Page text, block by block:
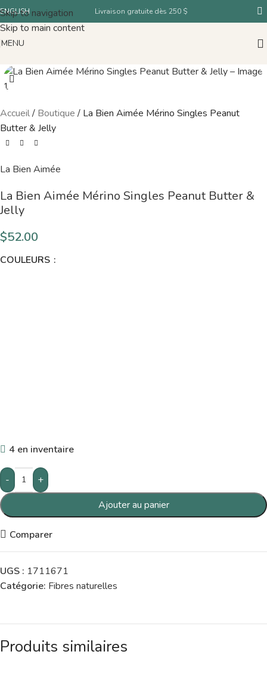
Skip to navigation
Skip to main content
ENGLISH Livraison gratuite dès 250 $
MENU
Accueil/ Boutique / La Bien Aimée Mérino Singles Peanut
Butter & Jelly
La Bien Aimée
La Bien Aimée Mérino Singles Peanut Butter &
Jelly
$52.00
COULEURS
4 en inventaire
-
+
Ajouter au panier
Comparer
UGS : 1711671
Catégorie: Fibres naturelles
Produits similaires